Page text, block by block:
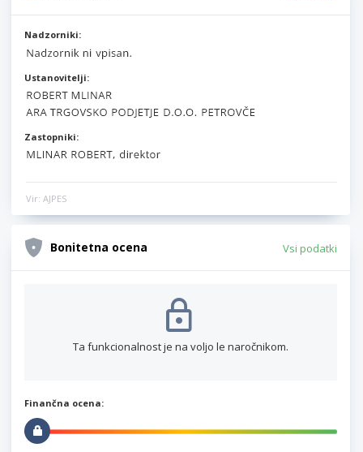
Nadzorniki:
Ustanovitelji:
Zastopniki:
Vir: AJPES
Bonitetna ocena Vsi podatki
Ta funkcionalnost je na voljo le naročnikom.
Finančna ocena: